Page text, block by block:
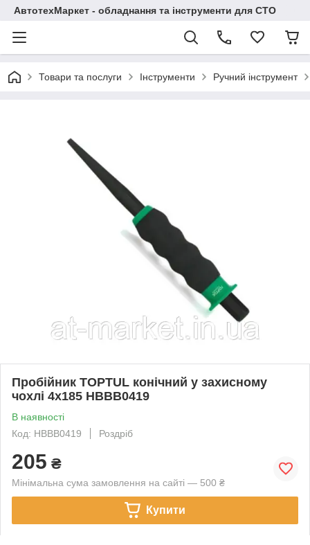
АвтотехМаркет - обладнання та інструменти для СТО
Товари та послуги Інструменти Ручний інструмент
Пробійник TOPTUL конічний у захисному
чохлі 4x185 HBBB0419
В наявності
Код: HBBB0419
Роздріб
205 ₴
Мінімальна сума замовлення на сайті — 500 ₴
Купити